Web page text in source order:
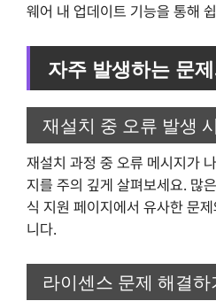
웨어 내 업데이트 기능을 통해
자주 발생하는 문
재설치 중 오류 발생
재설치 과정 중 오류 메시지가
지를 주의 깊게 살펴보세요. 많
식 지원 페이지에서 유사한 문
니다.
라이센스 문제 해결하